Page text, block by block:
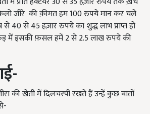
जीरे की क़ीमत हम 100 रुपये मान कर चले
से 40 से 45 हज़ार रुपये का शुद्ध लाभ प्राप्त हो
में इसकी फ़सल हमें 2 से 2.5 लाख रुपये की
की खेती में दिलचस्पी रखते हैं उन्हें कुछ बातों